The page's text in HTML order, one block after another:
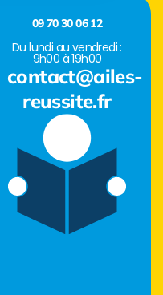
09 70 30 06 12
Du lundi au vendredi :
9h00 à 19h00
contact@ailes-
reussite.fr